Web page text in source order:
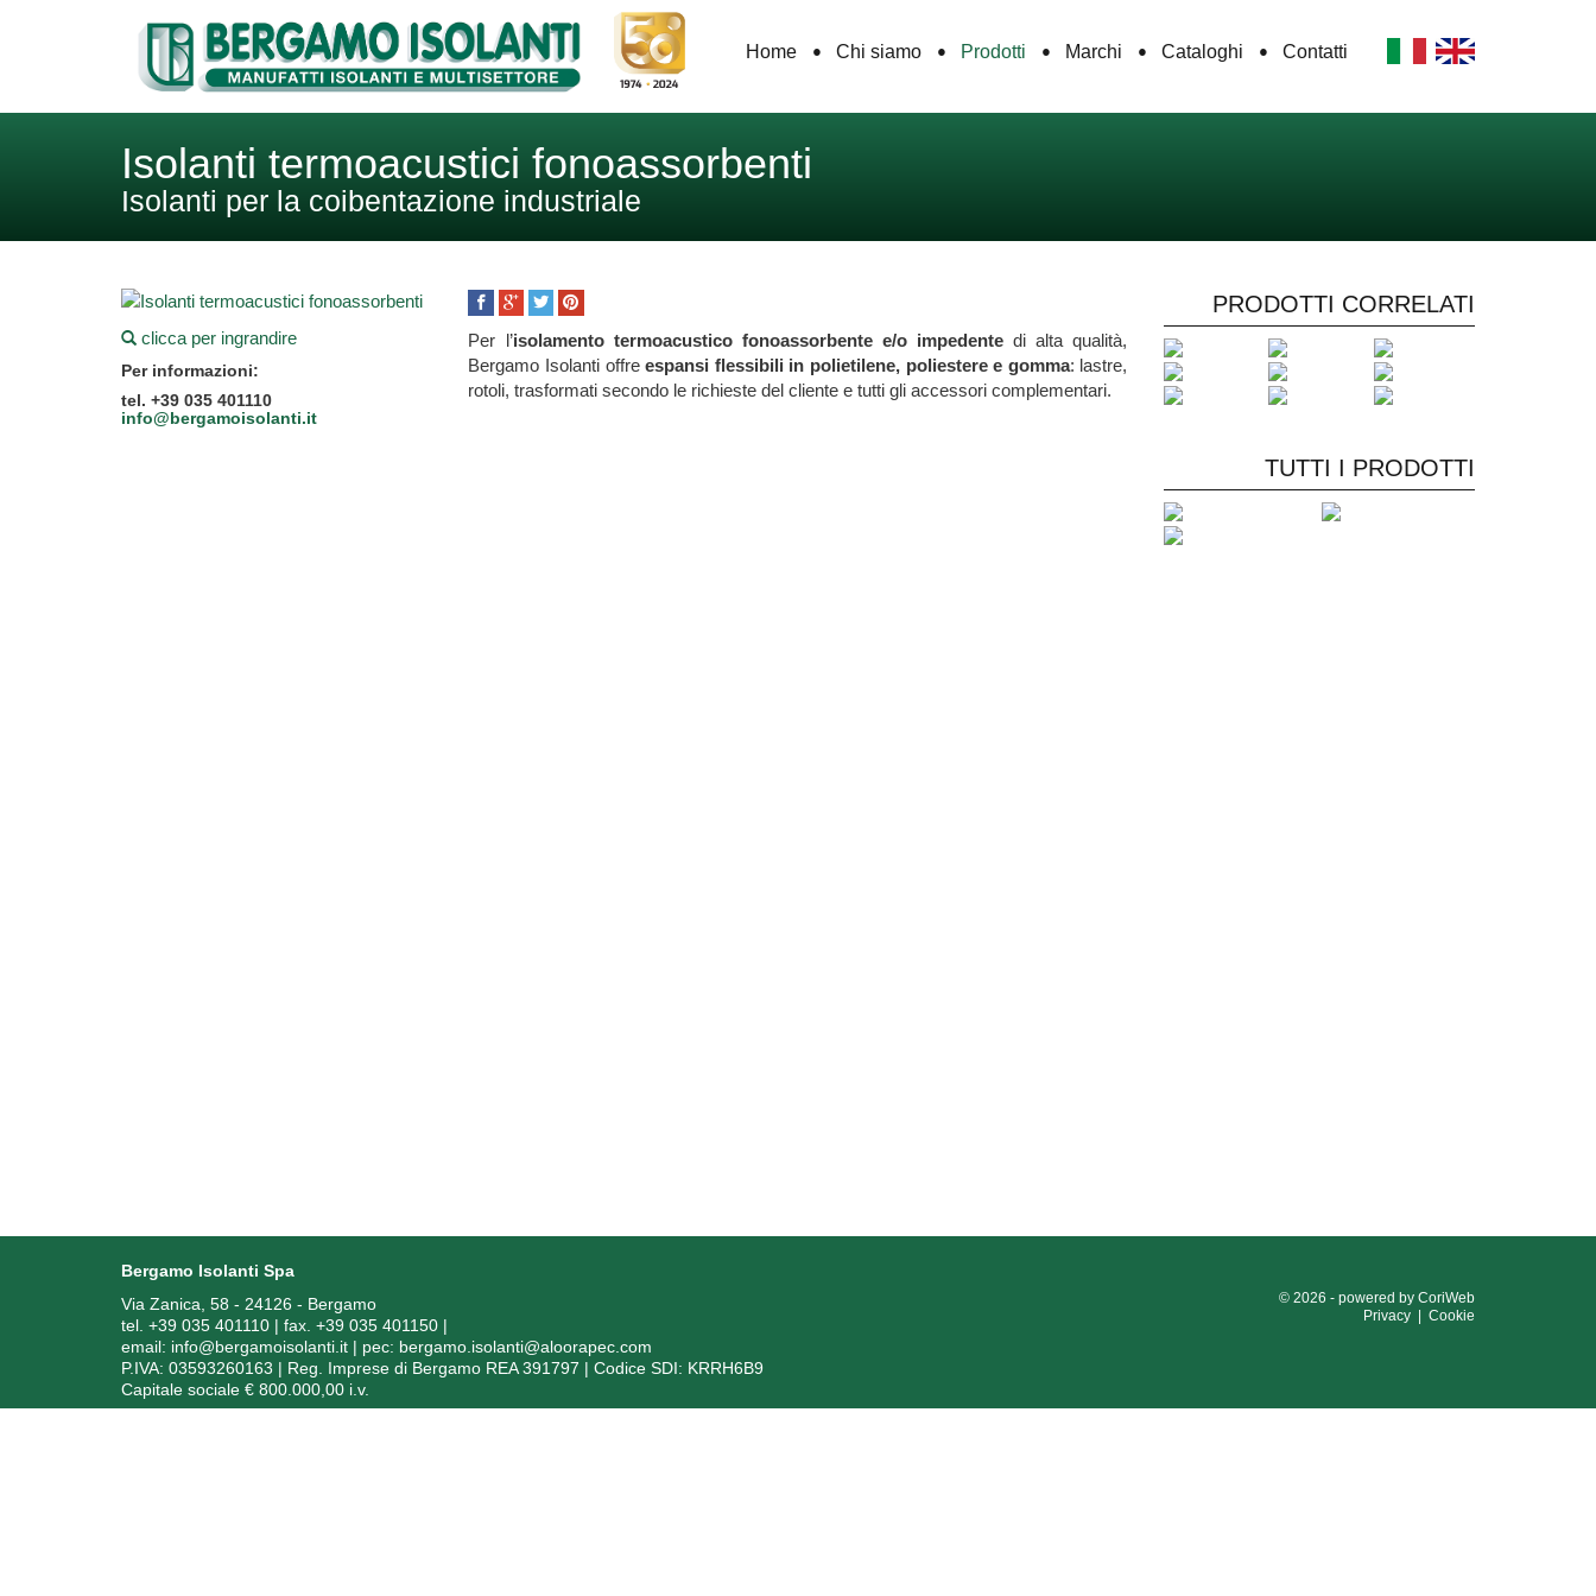
Home Chi siamo Prodotti Marchi Cataloghi Contatti
Isolanti termoacustici fonoassorbenti
Isolanti per la coibentazione industriale
clicca per ingrandire
Per informazioni:
tel. +39 035 401110
info@bergamoisolanti.it
Per l’isolamento termoacustico fonoassorbente e/o impedente di alta qualità,
Bergamo Isolanti offreespansi flessibili in polietilene, poliestere e gomma: lastre,
rotoli, trasformati secondo le richieste del cliente e tutti gli accessori complementari.
PRODOTTI CORRELATI
TUTTI I PRODOTTI
Bergamo Isolanti Spa
Via Zanica, 58 - 24126 - Bergamo
tel. +39 035 401110 | fax. +39 035 401150 |
email: info@bergamoisolanti.it | pec: bergamo.isolanti@aloorapec.com
P.IVA: 03593260163 | Reg. Imprese di Bergamo REA 391797 | Codice SDI: KRRH6B9
Capitale sociale € 800.000,00 i.v.
© 2026 - powered by CoriWeb
Privacy
Cookie